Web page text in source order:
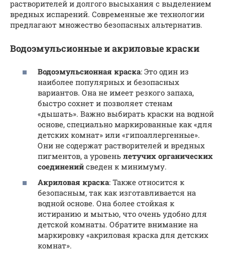
растворителей и долгого высыхания с выделением
вредных испарений. Современные же технологии
предлагают множество безопасных альтернатив.
Водоэмульсионные и акриловые краски
Водоэмульсионная краска: Это один из
наиболее популярных и безопасных
вариантов. Она не имеет резкого запаха,
быстро сохнет и позволяет стенам
«дышать». Важно выбирать краски на водной
основе, специально маркированные как «для
детских комнат» или «гипоаллергенные».
Они не содержат растворителей и вредных
пигментов, а уровень летучих органических
соединений сведен к минимуму.
Акриловая краска: Также относится к
безопасным, так как изготавливается на
водной основе. Она более стойкая к
истиранию и мытью, что очень удобно для
детской комнаты. Обратите внимание на
маркировку «акриловая краска для детских
комнат».